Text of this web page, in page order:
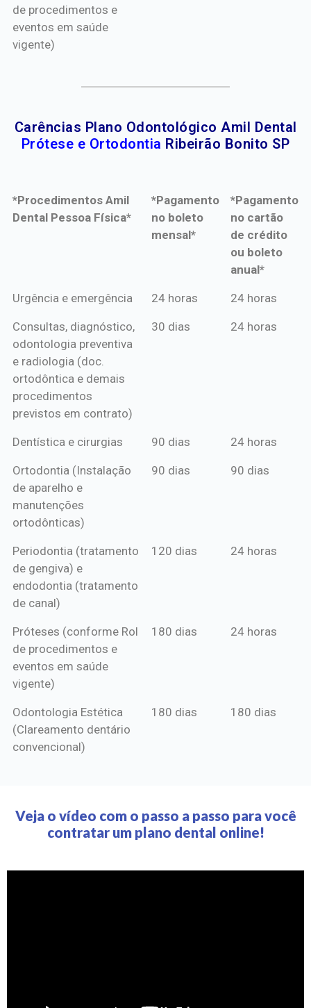
de procedimentos e
eventos em saúde
vigente)
Carências Plano Odontológico Amil Dental
Prótese e Ortodontia Ribeirão Bonito SP
*Procedimentos Amil
Dental Pessoa Física*
*Pagamento
no boleto
mensal*
*Pagamento
no cartão
de crédito
ou boleto
anual*
*Procedimentos Amil
*Pagamento
mensal*
*Pagamento
de crédito
Urgência e emergência 24 horas 24 horas
Consultas, diagnóstico,
odontologia preventiva
e radiologia (doc.
ortodôntica e demais
procedimentos
previstos em contrato)
30 dias 24 horas
Dentística e cirurgias 90 dias 24 horas
Ortodontia (Instalação
de aparelho e
manutenções
ortodônticas)
90 dias 90 dias
Periodontia (tratamento
de gengiva) e
endodontia (tratamento
de canal)
120 dias 24 horas
Próteses (conforme Rol
de procedimentos e
eventos em saúde
vigente)
180 dias 24 horas
Odontologia Estética
(Clareamento dentário
convencional)
180 dias 180 dias
Veja o vídeo com o passo a passo para você
contratar um plano dental online!